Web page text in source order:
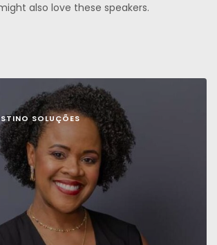
also love these speakers.
SOLUÇÕES